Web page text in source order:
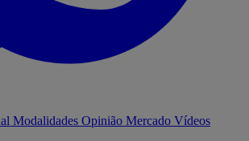
Modalidades Opinião Mercado Vídeos